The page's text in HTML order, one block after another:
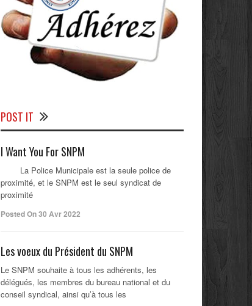
POST IT
I Want You For SNPM
La Police Municipale est la seule police de
proximité, et le SNPM est le seul syndicat de
proximité
Posted On 30 Avr 2022
Les voeux du Président du SNPM
Le SNPM souhaite à tous les adhérents, les
délégués, les membres du bureau national et du
conseil syndical, ainsi qu’à tous les